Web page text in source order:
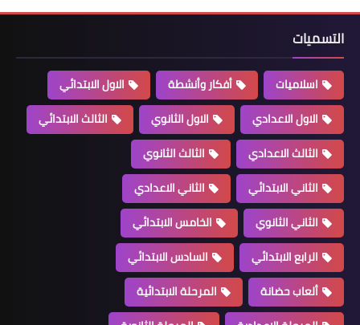
التسميات
اسلاميات أفكار وأنشطة
الاول الابتدائي
الاول الاعدادي
الاول الثانوي
الثالث الابتدائي
الثالث الاعدادي
الثالث الثانوي
الثاني الابتدائي
الثاني الاعدادي
الثاني الثانوي
الخامس الابتدائي
الرابع الابتدائي
السادس الابتدائي
ألعاب حضانة
المرحلة الابتدائية